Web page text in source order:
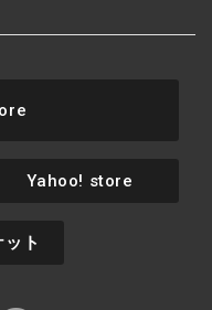
Yahoo! store
ット